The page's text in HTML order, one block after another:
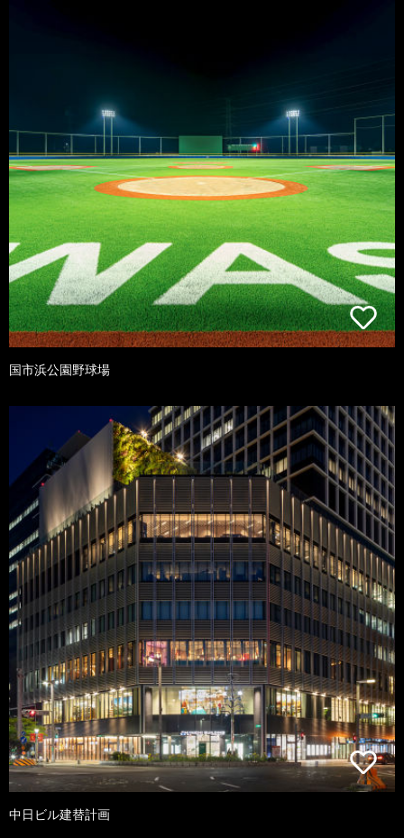
国市浜公園野球場
中日ビル建替計画